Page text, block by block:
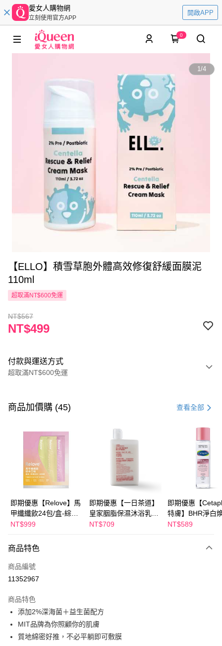
愛女人購物網
立刻使用官方APP
開啟APP
0
1/4
【ELLO】積雪草胞外體高效修復舒緩面膜泥
110ml
超取滿NT$600免運
NT$567
NT$499
付款與運送方式
超取滿NT$600免運
信用卡一次付款
Apple Pay
街口支付
悠遊付
Google Pay
AFTEE先享後付
相關說明
【關於「AFTEE先享後付」】
便利好安心！
１．簡單：不需註冊會員、不需綁卡、不需儲值。
２．便利：只要手機號碼，簡訊認證，即可結帳。
３．安心：先確認商品／服務後，再付款。
【「AFTEE先享後付」結帳流程】
ATM付款
運送方式
全家付款取貨
每筆NT$100，滿NT$600(含以上)免運費
商品加價購 (45) 查看全部
即期優惠【Relove】馬
甲纖纖飲24包/盒-綜合
口味(效期2027-01-22)
NT$999
即期優惠【一日茶道】
皇家胭脂保濕沐浴乳
600ml 效期2027/2/19
NT$709
即期優惠【
特膚】BHR淨白
妝水 150mL 效期
NT$589
商品特色
商品編號
11352967
商品特色
添加2%深海菌＋益生菌配方
MIT品牌為你照顧你的肌膚
質地綿密好推，不必平躺即可敷膜